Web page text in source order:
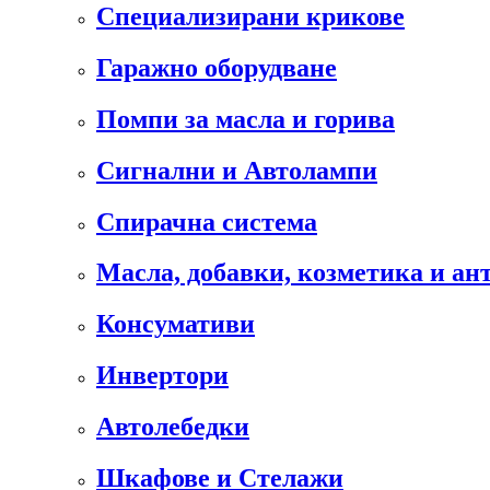
Специализирани крикове
Гаражно оборудване
Помпи за масла и горива
Сигнални и Автолампи
Спирачна система
Масла, добавки, козметика и
Консумативи
Инвертори
Автолебедки
Шкафове и Стелажи